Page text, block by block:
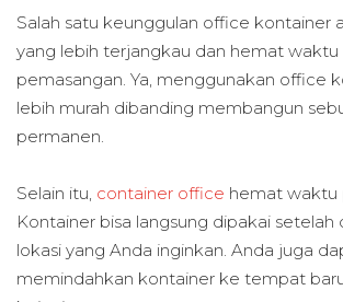
Salah satu keunggulan office kontainer
yang lebih terjangkau dan hemat waktu
pemasangan. Ya, menggunakan office
lebih murah dibanding membangun
permanen.
Selain itu, container office hemat waktu
Kontainer bisa langsung dipakai setelah
lokasi yang Anda inginkan. Anda juga
memindahkan kontainer ke tempat